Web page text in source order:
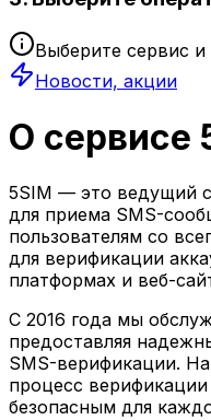
Выберите сервис и
Новости, акции
О сервисе
5SIM — это ведущий
для приема SMS-
пользователям со
для верификации
платформах и веб-
С 2016 года мы
предоставляя
SMS-верификации.
процесс
безопасным для